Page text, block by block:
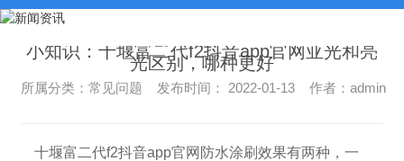
小知识：十堰富二代f2抖音app官网亚光和亮
光区别，哪种更好
所属分类：常见问题 发布时间： 2022-01-13 作者：admin
十堰富二代f2抖音app官网防水涂刷效果有两种，一